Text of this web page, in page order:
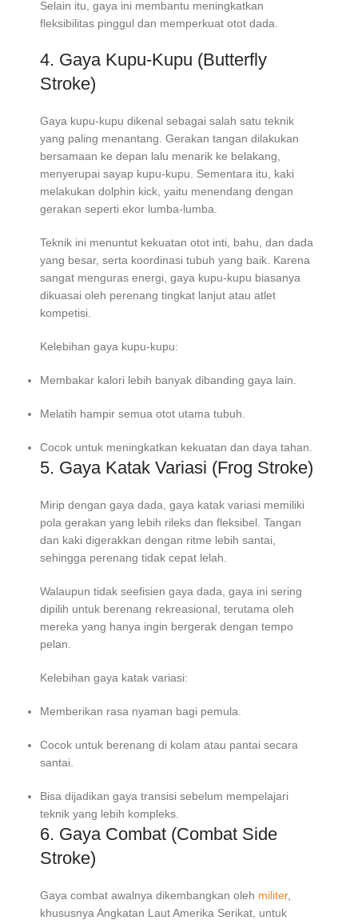
Selain itu, gaya ini membantu meningkatkan
fleksibilitas pinggul dan memperkuat otot dada.
4. Gaya Kupu-Kupu (Butterfly
Stroke)
Gaya kupu-kupu dikenal sebagai salah satu teknik
yang paling menantang. Gerakan tangan dilakukan
bersamaan ke depan lalu menarik ke belakang,
menyerupai sayap kupu-kupu. Sementara itu, kaki
melakukan dolphin kick, yaitu menendang dengan
gerakan seperti ekor lumba-lumba.
Teknik ini menuntut kekuatan otot inti, bahu, dan dada
yang besar, serta koordinasi tubuh yang baik. Karena
sangat menguras energi, gaya kupu-kupu biasanya
dikuasai oleh perenang tingkat lanjut atau atlet
kompetisi.
Kelebihan gaya kupu-kupu:
Membakar kalori lebih banyak dibanding gaya lain.
Melatih hampir semua otot utama tubuh.
Cocok untuk meningkatkan kekuatan dan daya tahan.
5. Gaya Katak Variasi (Frog Stroke)
Mirip dengan gaya dada, gaya katak variasi memiliki
pola gerakan yang lebih rileks dan fleksibel. Tangan
dan kaki digerakkan dengan ritme lebih santai,
sehingga perenang tidak cepat lelah.
Walaupun tidak seefisien gaya dada, gaya ini sering
dipilih untuk berenang rekreasional, terutama oleh
mereka yang hanya ingin bergerak dengan tempo
pelan.
Kelebihan gaya katak variasi:
Memberikan rasa nyaman bagi pemula.
Cocok untuk berenang di kolam atau pantai secara
santai.
Bisa dijadikan gaya transisi sebelum mempelajari
teknik yang lebih kompleks.
6. Gaya Combat (Combat Side
Stroke)
Gaya combat awalnya dikembangkan oleh militer,
khususnya Angkatan Laut Amerika Serikat, untuk